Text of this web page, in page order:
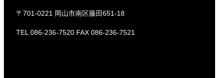
〒701-0221 岡山市南区藤田651-18
TEL 086-236-7520 FAX 086-236-7521